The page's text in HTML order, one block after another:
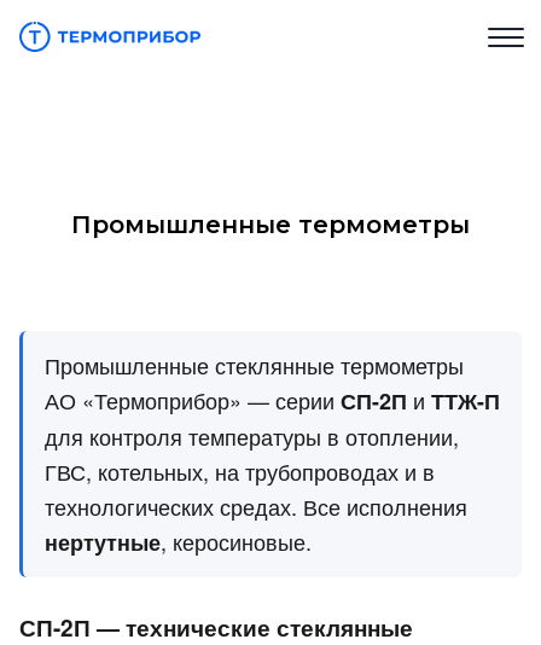
Промышленные термометры
Промышленные стеклянные термометры
АО «Термоприбор» — серии СП-2П и ТТЖ-П
для контроля температуры в отоплении,
ГВС, котельных, на трубопроводах и в
технологических средах. Все исполнения
нертутные, керосиновые.
СП-2П — технические стеклянные